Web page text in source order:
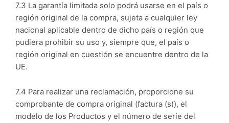
7.3 La garantía limitada solo podrá usarse en el país o
región original de la compra, sujeta a cualquier ley
nacional aplicable dentro de dicho país o región que
pudiera prohibir su uso y, siempre que, el país o
región original en cuestión se encuentre dentro de la
UE.
7.4 Para realizar una reclamación, proporcione su
comprobante de compra original (factura (s)), el
modelo de los Productos y el número de serie del